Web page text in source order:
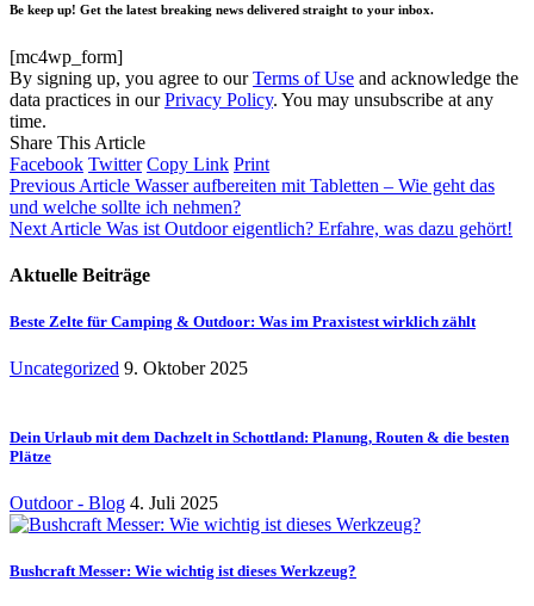
Be keep up! Get the latest breaking news delivered straight to your inbox.
[mc4wp_form]
By signing up, you agree to ourTerms of Use and acknowledge the
data practices in ourPrivacy Policy. You may unsubscribe at any
time.
Share This Article
Facebook Twitter Copy Link Print
Previous Article Wasser aufbereiten mit Tabletten – Wie geht das
und welche sollte ich nehmen?
Next Article Was ist Outdoor eigentlich? Erfahre, was dazu gehört!
Aktuelle Beiträge
Beste Zelte für Camping & Outdoor: Was im Praxistest wirklich zählt
Uncategorized 9. Oktober 2025
Dein Urlaub mit dem Dachzelt in Schottland: Planung, Routen & die besten
Plätze
Outdoor - Blog 4. Juli 2025
Bushcraft Messer: Wie wichtig ist dieses Werkzeug?